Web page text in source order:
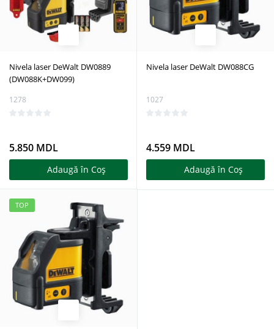
Nivela laser DeWalt DW0889
(DW088K+DW099)
1278
5.850 MDL
Adaugă în Coş
Nivela laser DeWalt DW088CG
1027
4.559 MDL
Adaugă în Coş
TOP